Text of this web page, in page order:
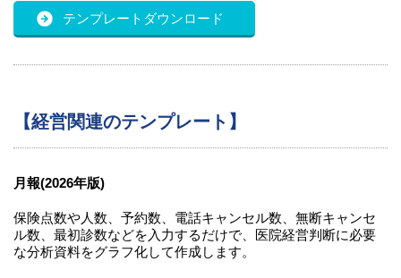
テンプレートダウンロード
【経営関連のテンプレート】
月報(2026年版)
保険点数や人数、予約数、電話キャンセル数、無断キャンセ
ル数、最初診数などを入力するだけで、医院経営判断に必要
な分析資料をグラフ化して作成します。